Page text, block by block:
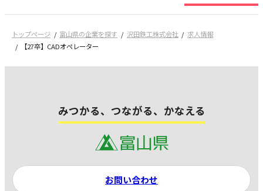
トップページ 富山県の企業を探す 沢田鉄工株式会社
求人情報
【27卒】CADオペレーター
みつかる、つながる、かなえる
お問い合わせ